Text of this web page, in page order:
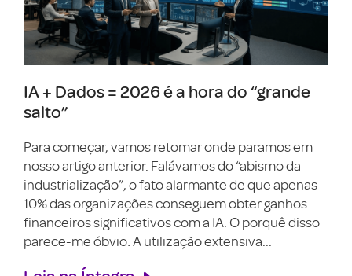
IA + Dados = 2026 é a hora do “grande
salto”
Para começar, vamos retomar onde paramos em
nosso artigo anterior. Falávamos do “abismo da
industrialização”, o fato alarmante de que apenas
10% das organizações conseguem obter ganhos
financeiros significativos com a IA. O porquê disso
parece-me óbvio: A utilização extensiva...